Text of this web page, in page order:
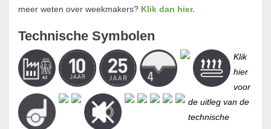
meer weten over weekmakers? Klik dan hier.
Technische Symbolen
Klik
hier
voor
de uitleg van de
technische